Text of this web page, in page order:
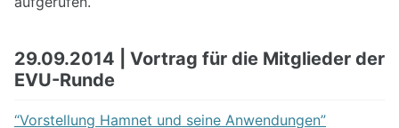
29.09.2014 | Vortrag für die Mitglieder der
EVU-Runde
“Vorstellung Hamnet und seine Anwendungen”